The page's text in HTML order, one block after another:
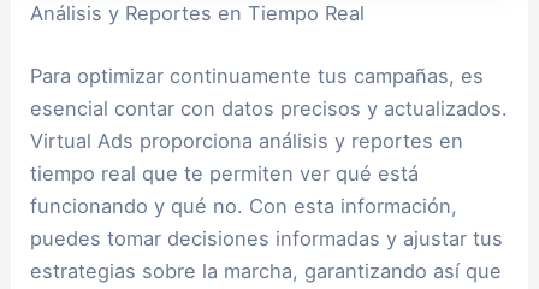
Análisis y Reportes en Tiempo Real
Para optimizar continuamente tus campañas, es
esencial contar con datos precisos y actualizados.
Virtual Ads proporciona análisis y reportes en
tiempo real que te permiten ver qué está
funcionando y qué no. Con esta información,
puedes tomar decisiones informadas y ajustar tus
estrategias sobre la marcha, garantizando así que